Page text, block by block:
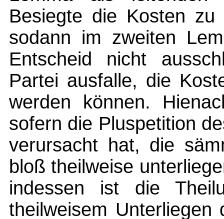
Besiegte die Kosten
sodann im zweiten
Entscheid nicht
Partei ausfalle, die
werden können.
sofern die Pluspetition
verursacht hat, die
bloß theilweise
indessen ist die
theilweisem